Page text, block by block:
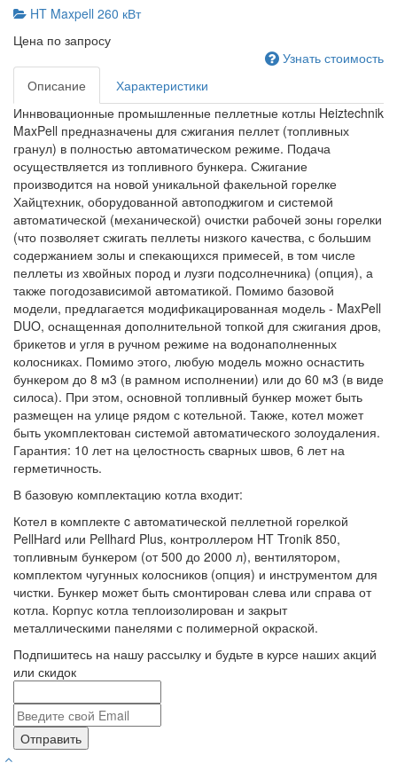
HT Maxpell 260 кВт
Цена по запросу
Узнать стоимость
Описание
Характеристики
Иннвовационные промышленные пеллетные котлы Heiztechnik
MaxPell предназначены для сжигания пеллет (топливных
гранул) в полностью автоматическом режиме. Подача
осуществляется из топливного бункера. Сжигание
производится на новой уникальной факельной горелке
Хайцтехник, оборудованной автоподжигом и системой
автоматической (механической) очистки рабочей зоны горелки
(что позволяет сжигать пеллеты низкого качества, с большим
содержанием золы и спекающихся примесей, в том числе
пеллеты из хвойных пород и лузги подсолнечника) (опция), а
также погодозависимой автоматикой. Помимо базовой
модели, предлагается модификацированная модель - MaxPell
DUO, оснащенная дополнительной топкой для сжигания дров,
брикетов и угля в ручном режиме на водонаполненных
колосниках. Помимо этого, любую модель можно оснастить
бункером до 8 м3 (в рамном исполнении) или до 60 м3 (в виде
силоса). При этом, основной топливный бункер может быть
размещен на улице рядом с котельной. Также, котел может
быть укомплектован системой автоматического золоудаления.
Гарантия: 10 лет на целостность сварных швов, 6 лет на
герметичность.
В базовую комплектацию котла входит:
Котел в комплекте c автоматической пеллетной горелкой
PellHard или Pellhard Plus, контроллером HT Tronik 850,
топливным бункером (от 500 до 2000 л), вентилятором,
комплектом чугунных колосников (опция) и инструментом для
чистки. Бункер может быть смонтирован слева или справа от
котла. Корпус котла теплоизолирован и закрыт
металлическими панелями с полимерной окраской.
Подпишитесь на нашу рассылку и будьте в курсе наших акций
или скидок
Отправить